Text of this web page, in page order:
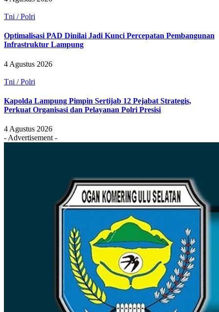
Tni / Polri
Optimalisasi PAD Dinilai Jadi Kunci Percepatan Pembangunan
Infrastruktur Lampung
4 Agustus 2026
Tni / Polri
Kapolda Lampung Pimpin Sertijab 12 Pejabat Strategis,
Perkuat Organisasi dan Pelayanan Polri Presisi
4 Agustus 2026
- Advertisement -